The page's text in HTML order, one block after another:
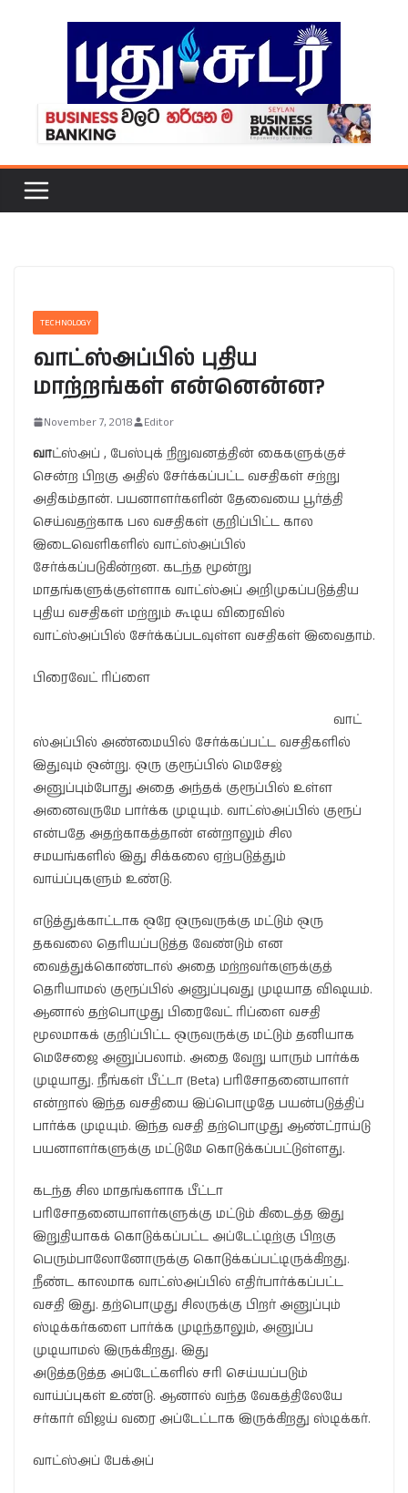
TECHNOLOGY
வாட்ஸ்அப்பில் புதிய
மாற்றங்கள் என்னென்ன?
November 7, 2018 Editor
வாட்ஸ்அப் , பேஸ்புக் நிறுவனத்தின் கைகளுக்குச்
சென்ற பிறகு அதில் சேர்க்கப்பட்ட வசதிகள் சற்று
அதிகம்தான். பயனாளர்களின் தேவையை பூர்த்தி
செய்வதற்காக பல வசதிகள் குறிப்பிட்ட கால
இடைவெளிகளில் வாட்ஸ்அப்பில்
சேர்க்கப்படுகின்றன. கடந்த மூன்று
மாதங்களுக்குள்ளாக வாட்ஸ்அப் அறிமுகப்படுத்திய
புதிய வசதிகள் மற்றும் கூடிய விரைவில்
வாட்ஸ்அப்பில் சேர்க்கப்படவுள்ள வசதிகள் இவைதாம்.
பிரைவேட் ரிப்ளை
வாட்
ஸ்அப்பில் அண்மையில் சேர்க்கப்பட்ட வசதிகளில்
இதுவும் ஒன்று. ஒரு குரூப்பில் மெசேஜ்
அனுப்பும்போது அதை அந்தக் குரூப்பில் உள்ள
அனைவருமே பார்க்க முடியும். வாட்ஸ்அப்பில் குரூப்
என்பதே அதற்காகத்தான் என்றாலும் சில
சமயங்களில் இது சிக்கலை ஏற்படுத்தும்
வாய்ப்புகளும் உண்டு.
எடுத்துக்காட்டாக ஒரே ஒருவருக்கு மட்டும் ஒரு
தகவலை தெரியப்படுத்த வேண்டும் என
வைத்துக்கொண்டால் அதை மற்றவர்களுக்குத்
தெரியாமல் குரூப்பில் அனுப்புவது முடியாத விஷயம்.
ஆனால் தற்பொழுது பிரைவேட் ரிப்ளை வசதி
மூலமாகக் குறிப்பிட்ட ஒருவருக்கு மட்டும் தனியாக
மெசேஜை அனுப்பலாம். அதை வேறு யாரும் பார்க்க
முடியாது. நீங்கள் பீட்டா (Beta) பரிசோதனையாளர்
என்றால் இந்த வசதியை இப்பொழுதே பயன்படுத்திப்
பார்க்க முடியும். இந்த வசதி தற்பொழுது ஆண்ட்ராய்டு
பயனாளர்களுக்கு மட்டுமே கொடுக்கப்பட்டுள்ளது.
கடந்த சில மாதங்களாக பீட்டா
பரிசோதனையாளர்களுக்கு மட்டும் கிடைத்த இது
இறுதியாகக் கொடுக்கப்பட்ட அப்டேட்டிற்கு பிறகு
பெரும்பாலோனோருக்கு கொடுக்கப்பட்டிருக்கிறது.
நீண்ட காலமாக வாட்ஸ்அப்பில் எதிர்பார்க்கப்பட்ட
வசதி இது. தற்பொழுது சிலருக்கு பிறர் அனுப்பும்
ஸ்டிக்கர்களை பார்க்க முடிந்தாலும், அனுப்ப
முடியாமல் இருக்கிறது. இது
அடுத்தடுத்த அப்டேட்களில் சரி செய்யப்படும்
வாய்ப்புகள் உண்டு. ஆனால் வந்த வேகத்திலேயே
சர்கார் விஜய் வரை அப்டேட்டாக இருக்கிறது ஸ்டிக்கர்.
வாட்ஸ்அப் பேக்அப்